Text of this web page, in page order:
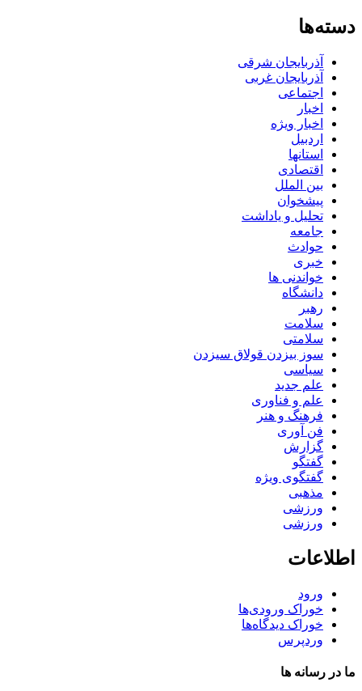
دسته‌ها
آذربایجان شرقی
آذربایجان غربی
اجتماعی
اخبار
اخبار ویژه
اردبیل
استانها
اقتصادی
بین الملل
پیشخوان
تحلیل و یاداشت
جامعه
حوادث
خبری
خواندنی ها
دانشگاه
رهبر
سلامت
سلامتی
سوز بیزدن قولاق سیزدن
سیاسی
علم جدید
علم و فناوری
فرهنگ و هنر
فن آوری
گزارش
گفتگو
گفتگوی ویژه
مذهبی
ورزشی
ورزشی
اطلاعات
ورود
خوراک ورودی‌ها
خوراک دیدگاه‌ها
وردپرس
ما در رسانه ها